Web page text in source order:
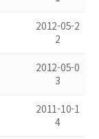
2012-05-2
2
2012-05-0
3
2011-10-1
4